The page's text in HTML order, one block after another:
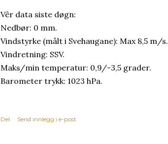
Vêr data siste døgn:
Nedbør: 0 mm.
Vindstyrke (målt i Svehaugane): Max 8,5 m/s.
Vindretning: SSV.
Maks/min temperatur: 0,9/-3,5 grader.
Barometer trykk: 1023 hPa.
Del Send innlegg i e-post